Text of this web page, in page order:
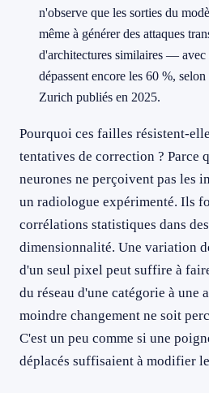
n'observe que les sorties du
même à générer des attaques
d'architectures similaires — avec
dépassent encore les 60 %,
Zurich publiés en 2025.
Pourquoi ces failles résistent-
tentatives de correction ? Parce
neurones ne perçoivent pas les
un radiologue expérimenté. Ils
corrélations statistiques dans
dimensionnalité. Une variation
d'un seul pixel peut suffire à
du réseau d'une catégorie à une
moindre changement ne soit
C'est un peu comme si une
déplacés suffisaient à modifier